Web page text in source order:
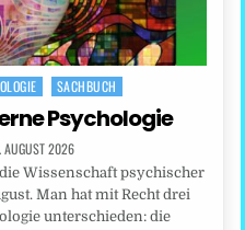
SACHBUCH
Psychologie
AUGUST 2026
Wissenschaft psychischer
Man hat mit Recht drei
unterschieden: die